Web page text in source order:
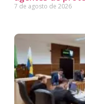
7 de agosto de 2026